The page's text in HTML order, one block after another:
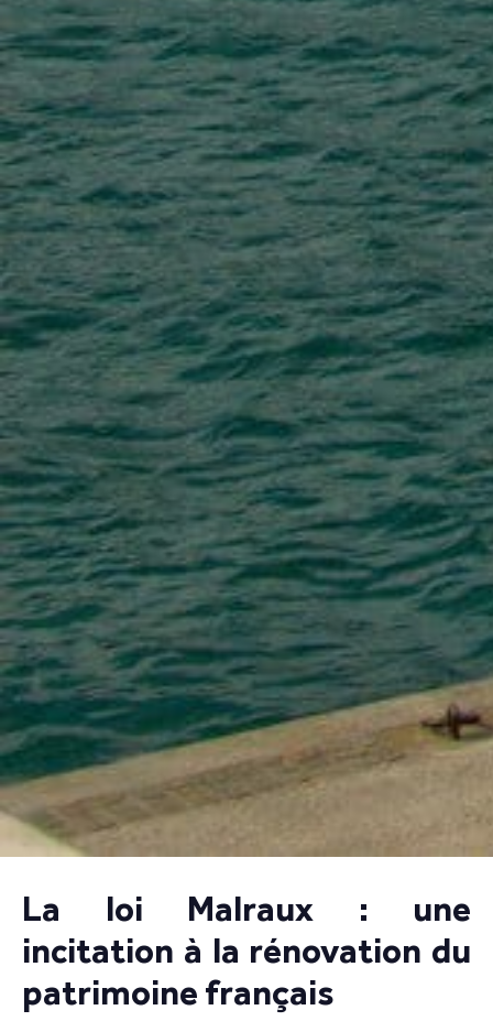
La loi Malraux : une
incitation à la rénovation du
patrimoine français